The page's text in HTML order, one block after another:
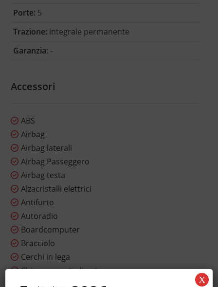
Porte: 5
Trazione: integrale permanente
Garanzia: -
Accessori
ABS
Airbag
Airbag laterali
Airbag Passeggero
Airbag testa
Alzacristalli elettrici
Antifurto
Autoradio
Boardcomputer
Bracciolo
Cerchi in lega
Chiusura centralizzata
Chiusura centralizzata senza chiave
X